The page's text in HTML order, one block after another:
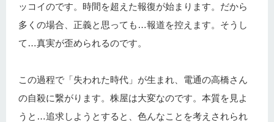
ッコイのです。時間を超えた報復が始まります。だから
多くの場合、正義と思っても…報道を控えます。そうし
て…真実が歪められるのです。
この過程で「失われた時代」が生まれ、電通の高橋さん
の自殺に繋がります。株屋は大変なのです。本質を見よ
うと…追求しようとすると、色んなことを考えされられ